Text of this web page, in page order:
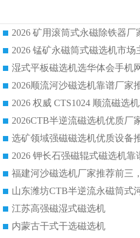
2026 锰矿永磁筒式磁选机市
2026 权威 CTS1024 顺流磁选
江苏高强磁湿式磁选机
内蒙古干式干选磁选机